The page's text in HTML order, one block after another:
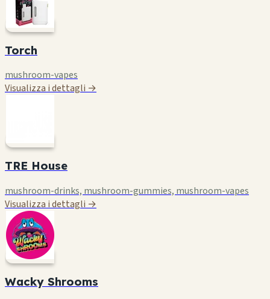
Torch
mushroom-vapes
Visualizza i dettagli →
TRE House
mushroom-drinks, mushroom-gummies, mushroom-vapes
Visualizza i dettagli →
Wacky Shrooms